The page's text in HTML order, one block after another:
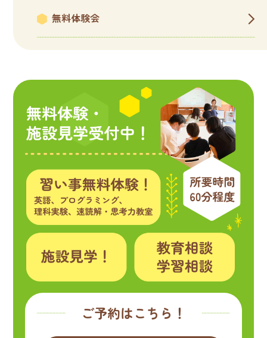
無料体験会
ご予約はこちら！